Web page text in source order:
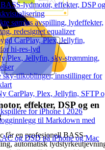
lydmotor, effekter, DSP og
sømløs avspilling, lydeffekter,
redesignet equalizer
CarPlay, Plex, Jellyfin,
hi-res-lyd
Plex, Jellyfin, sky-strømming,
sky-tilkoblinger, innstillinger for
CarPlay, Plex, Jellyfin, SFTP
for iPhone i 2026
til Markdown med
og DSD på iPhone og Mac
effekter, DSP og en
får en profesjonell BASS-
automatisk